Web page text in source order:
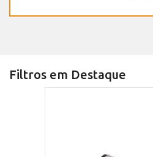
Filtros em Destaque